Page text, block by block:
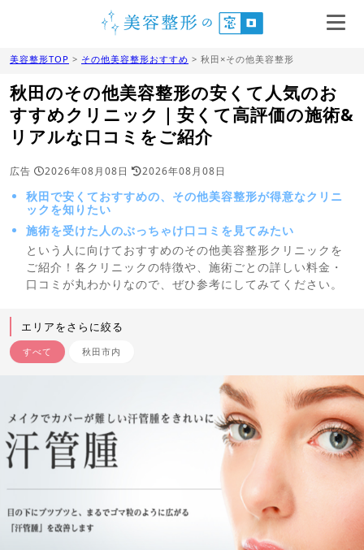
美容整形TOP > その他美容整形おすすめ > 秋田×その他美容整形
秋田のその他美容整形の安くて人気のお
すすめクリニック｜安くて高評価の施術&
リアルな口コミをご紹介
広告 2026年08月08日 2026年08月08日
秋田で安くておすすめの、その他美容整形が得意なクリニ
ックを知りたい
施術を受けた人のぶっちゃけ口コミを見てみたい
という人に向けておすすめのその他美容整形クリニックを
ご紹介！各クリニックの特徴や、施術ごとの詳しい料金・
口コミが丸わかりなので、ぜひ参考にしてみてください。
エリアをさらに絞る
すべて 秋田市内